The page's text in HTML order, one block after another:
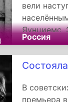
вели
Яунциемс,
восточнее
станциями
Россия
В
премьера